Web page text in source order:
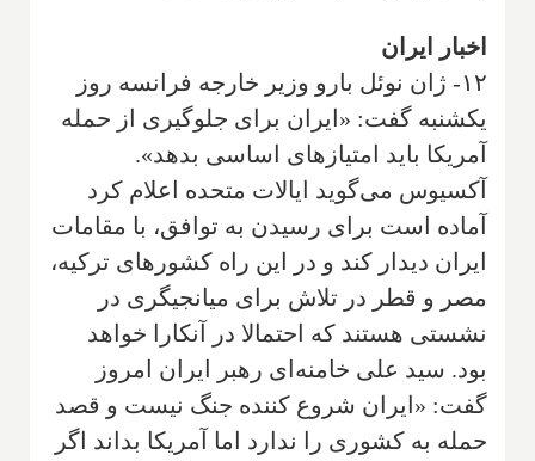
اخبار ایران
۱۲- ژان نوئل بارو وزیر خارجه فرانسه روز
یکشنبه گفت: «ایران برای جلوگیری از حمله
آمریکا باید امتیازهای اساسی بدهد».
آکسیوس می‌گوید ایالات متحده اعلام کرد
آماده است برای رسیدن به توافق، با مقامات
ایران دیدار کند و در این راه کشورهای ترکیه،
مصر و قطر در تلاش برای میانجیگری در
نشستی هستند که احتمالا در آنکارا خواهد
بود. سید علی خامنه‌ای رهبر ایران امروز
گفت: «ایران شروع کننده جنگ نیست و قصد
حمله به کشوری را ندارد اما آمریکا بداند اگر